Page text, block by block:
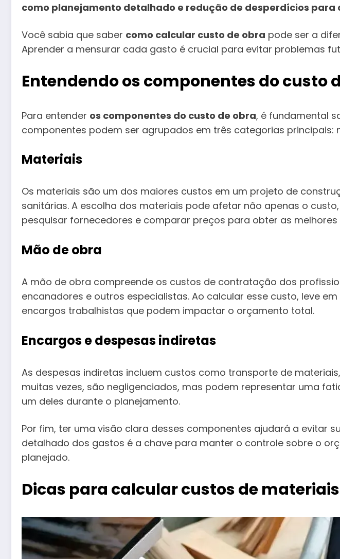
como planejamento detalhado e redução de desperdícios
Você sabia que saber como calcular custo de obra pode ser a
Aprender a mensurar cada gasto é crucial para evitar problemas
Entendendo os componentes do custo
Para entender os componentes do custo de obra, é fundamental
componentes podem ser agrupados em três categorias
Materiais
Os materiais são um dos maiores custos em um projeto de
sanitárias. A escolha dos materiais pode afetar não apenas o
pesquisar fornecedores e comparar preços para obter as melhores
Mão de obra
A mão de obra compreende os custos de contratação dos
encanadores e outros especialistas. Ao calcular esse custo, leve
encargos trabalhistas que podem impactar o orçamento total.
Encargos e despesas indiretas
As despesas indiretas incluem custos como transporte de
muitas vezes, são negligenciados, mas podem representar uma
um deles durante o planejamento.
Por fim, ter uma visão clara desses componentes ajudará a evitar
detalhado dos gastos é a chave para manter o controle sobre o
planejado.
Dicas para calcular custos de